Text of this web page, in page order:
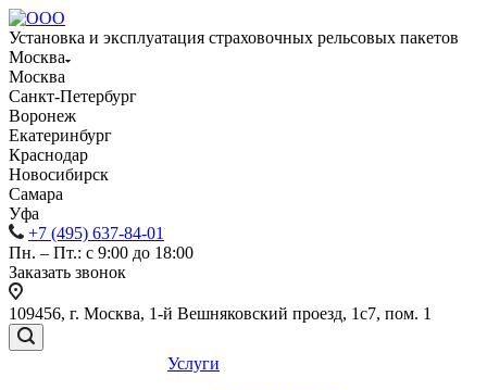
Установка и эксплуатация страховочных рельсовых пакетов
Москва
Москва
Санкт-Петербург
Воронеж
Екатеринбург
Краснодар
Новосибирск
Самара
Уфа
+7 (495) 637-84-01
Пн. – Пт.: с 9:00 до 18:00
Заказать звонок
109456, г. Москва, 1-й Вешняковский проезд, 1с7, пом. 1
Услуги